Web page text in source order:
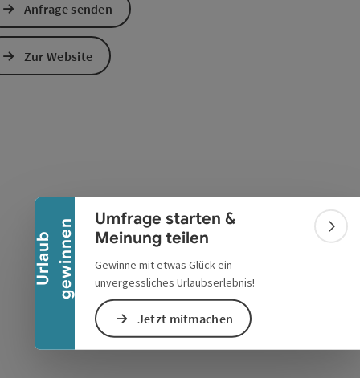
U
r
l
a
u
b
g
e
w
i
n
n
en
Banner einklappen
Umfrage starten &
Meinung teilen
Gewinne mit etwas Glück ein
unvergessliches Urlaubserlebnis!
Jetzt mitmachen
öffnenöffnen
Anfrage senden
Zur Website